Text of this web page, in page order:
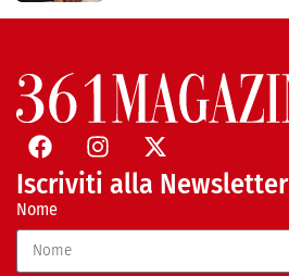
Iscriviti alla Newsletter
Nome